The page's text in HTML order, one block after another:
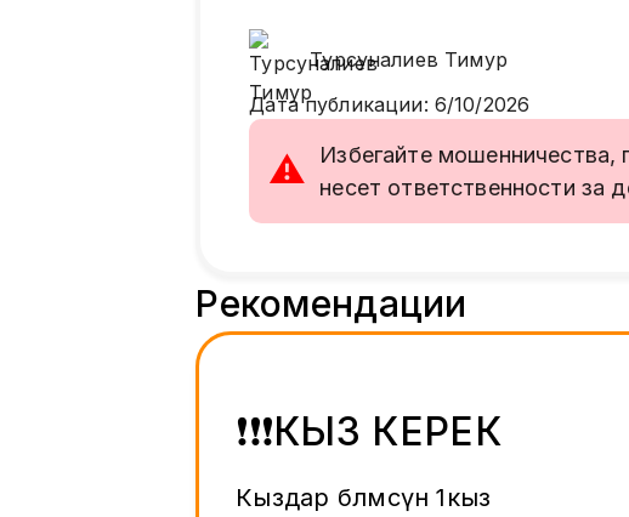
Турсуналиев Тимур
Дата публикации: 6/10/2026
⚠
Избегайте мошенничества,
несет ответственности за
Рекомендации
❗️❗️❗️КЫЗ КЕРЕК
Кыздар бөлмөсүнө 1кыз